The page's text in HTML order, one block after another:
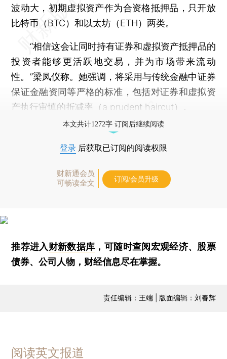
波动大，初期虚拟资产作为合资格抵押品，只开放
比特币（BTC）和以太坊（ETH）两类。
“相信这会让同时持有证券和虚拟资产抵押品的
投资者能够更活跃地交易，并为市场带来流动
性。”梁凤仪称。她强调，将采用与传统金融中证券
保证金融资同等严格的标准，包括对证券和虚拟资
产执行审慎的折减率（a prudent haircut）。
本文共计1272字 订阅后继续阅读
登录 后获取已订阅的阅读权限
财新通会员
可畅读全文
订阅/会员升级
推荐进入财新数据库 ，可随时查阅宏观经济、股票
债券、公司人物，财经信息尽在掌握。
责任编辑：王端 | 版面编辑：刘春辉
阅读英文报道